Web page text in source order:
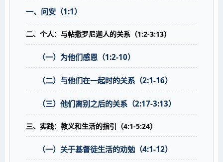
一、问安（1:1）
二、个人：与帖撒罗尼迦人的关系（1:2-3:13）
（一）为他们感恩（1:2-10）
（二）与他们在一起时的关系（2:1-16）
（三）他们离别之后的关系（2:17-3:13）
三、实践：教义和生活的指引（4:1-5:24）
（一）关于基督徒生活的劝勉（4:1-12）